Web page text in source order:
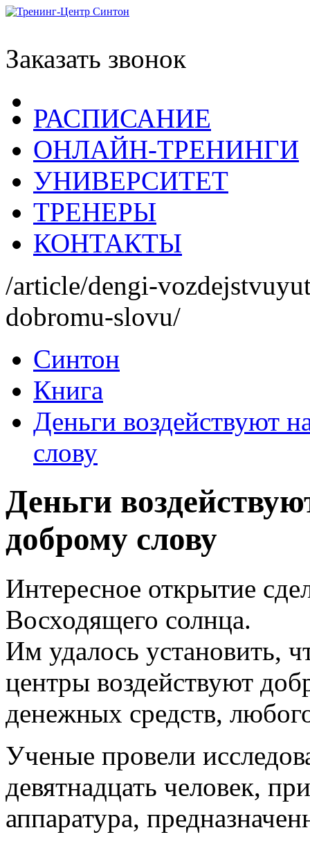
Заказать звонок
РАСПИСАНИЕ
ОНЛАЙН-ТРЕНИНГИ
УНИВЕРСИТЕТ
ТРЕНЕРЫ
КОНТАКТЫ
/article/dengi-
dobromu-slovu/
Синтон
Книга
Деньги воздействуют
слову
Деньги
доброму слову
Интересное открытие
Восходящего солнца.
Им удалось установить,
центры воздействуют
денежных средств,
Ученые провели
девятнадцать человек,
аппаратура,